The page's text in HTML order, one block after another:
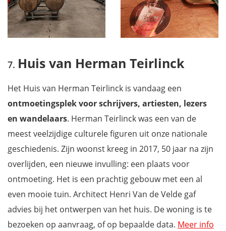
Huis van Herman Teirlinck
Het Huis van Herman Teirlinck is vandaag een
ontmoetingsplek voor schrijvers, artiesten, lezers
en wandelaars. Herman Teirlinck was een van de
meest veelzijdige culturele figuren uit onze nationale
geschiedenis. Zijn woonst kreeg in 2017, 50 jaar na zijn
overlijden, een nieuwe invulling: een plaats voor
ontmoeting. Het is een prachtig gebouw met een al
even mooie tuin. Architect Henri Van de Velde gaf
advies bij het ontwerpen van het huis. De woning is te
bezoeken op aanvraag, of op bepaalde data. Meer info